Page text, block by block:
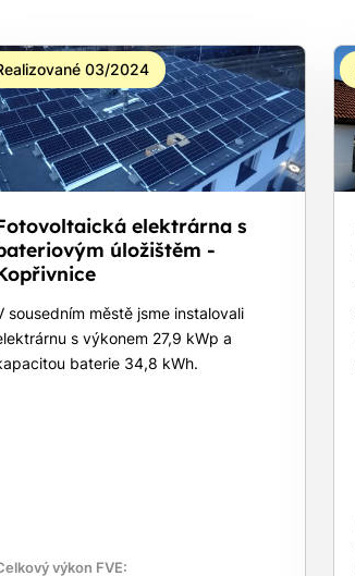
03/2024
elektrárna s
úložištěm -
sousedním městě jsme instalovali
s výkonem 27,9 kWp a
baterie 34,8 kWh.
výkon FVE: